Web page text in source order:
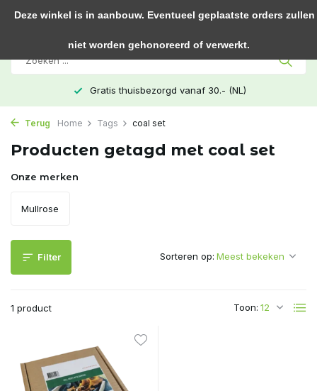
Gratis thuisbezorgd vanaf 30.- (NL)
Terug Home Tags coal set
Producten getagd met coal set
Onze merken
Mullrose
Filter
1 product Toon:
Sorteren op:
Deze winkel is in aanbouw. Eventueel geplaatste orders zullen
niet worden gehonoreerd of verwerkt.